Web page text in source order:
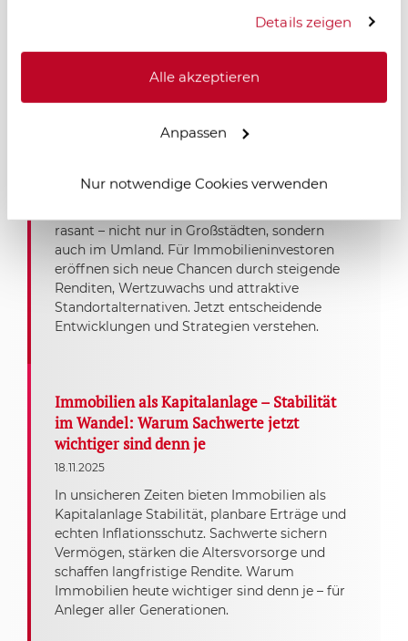
Details zeigen
Alle akzeptieren
Anpassen
Nur notwendige Cookies verwenden
Chancen in einem dynamisch wachsenden
rasant: Chancen und Herausforderungen
18.11.2025
rasant – nicht nur in Großstädten, sondern
auch im Umland. Für Immobilieninvestoren
eröffnen sich neue Chancen durch steigende
Renditen, Wertzuwachs und attraktive
Standortalternativen. Jetzt entscheidende
Entwicklungen und Strategien verstehen.
Immobilien als Kapitalanlage – Stabilität
im Wandel: Warum Sachwerte jetzt
wichtiger sind denn je
18.11.2025
In unsicheren Zeiten bieten Immobilien als
Kapitalanlage Stabilität, planbare Erträge und
echten Inflationsschutz. Sachwerte sichern
Vermögen, stärken die Altersvorsorge und
schaffen langfristige Rendite. Warum
Immobilien heute wichtiger sind denn je – für
Anleger aller Generationen.